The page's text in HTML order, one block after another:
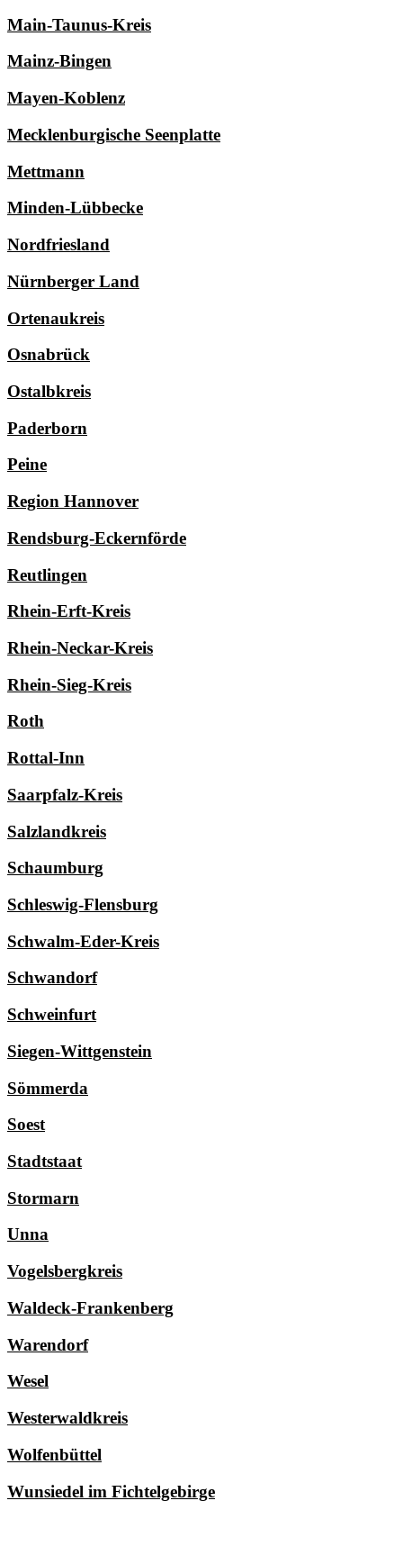
Main-Taunus-Kreis
Mainz-Bingen
Mayen-Koblenz
Mecklenburgische Seenplatte
Mettmann
Minden-Lübbecke
Nordfriesland
Nürnberger Land
Ortenaukreis
Osnabrück
Ostalbkreis
Paderborn
Peine
Region Hannover
Rendsburg-Eckernförde
Reutlingen
Rhein-Erft-Kreis
Rhein-Neckar-Kreis
Rhein-Sieg-Kreis
Roth
Rottal-Inn
Saarpfalz-Kreis
Salzlandkreis
Schaumburg
Schleswig-Flensburg
Schwalm-Eder-Kreis
Schwandorf
Schweinfurt
Siegen-Wittgenstein
Sömmerda
Soest
Stadtstaat
Stormarn
Unna
Vogelsbergkreis
Waldeck-Frankenberg
Warendorf
Wesel
Westerwaldkreis
Wolfenbüttel
Wunsiedel im Fichtelgebirge